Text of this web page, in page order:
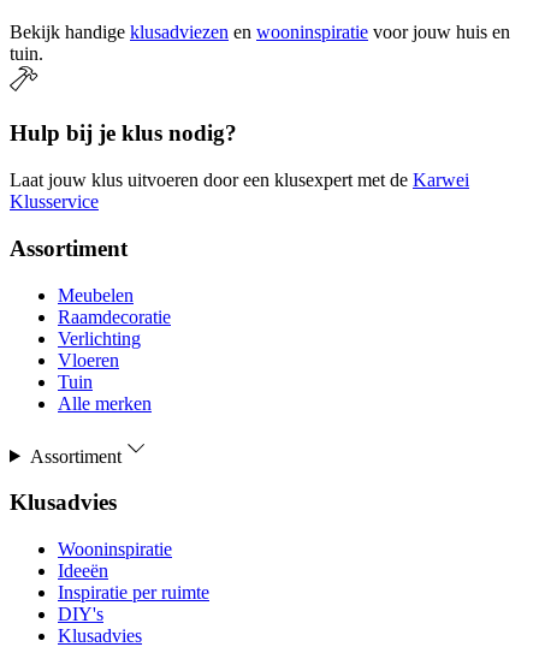
Bekijk handige klusadviezen en wooninspiratie voor jouw huis en
tuin.
Hulp bij je klus nodig?
Laat jouw klus uitvoeren door een klusexpert met de Karwei
Klusservice
Assortiment
Meubelen
Raamdecoratie
Verlichting
Vloeren
Tuin
Alle merken
Assortiment
Klusadvies
Wooninspiratie
Ideeën
Inspiratie per ruimte
DIY's
Klusadvies